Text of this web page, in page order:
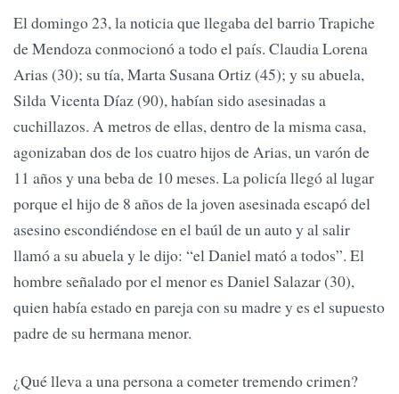
El domingo 23, la noticia que llegaba del barrio Trapiche
de Mendoza conmocionó a todo el país. Claudia Lorena
Arias (30); su tía, Marta Susana Ortiz (45); y su abuela,
Silda Vicenta Díaz (90), habían sido asesinadas a
cuchillazos. A metros de ellas, dentro de la misma casa,
agonizaban dos de los cuatro hijos de Arias, un varón de
11 años y una beba de 10 meses. La policía llegó al lugar
porque el hijo de 8 años de la joven asesinada escapó del
asesino escondiéndose en el baúl de un auto y al salir
llamó a su abuela y le dijo: “el Daniel mató a todos”. El
hombre señalado por el menor es Daniel Salazar (30),
quien había estado en pareja con su madre y es el supuesto
padre de su hermana menor.
¿Qué lleva a una persona a cometer tremendo crimen?